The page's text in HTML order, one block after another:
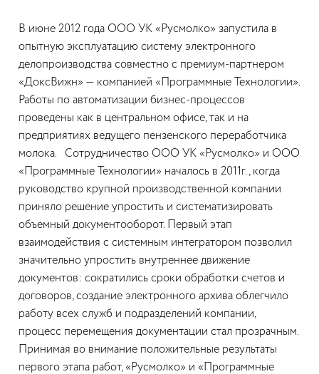
В июне 2012 года ООО УК «Русмолко» запустила в
опытную эксплуатацию систему электронного
делопроизводства совместно с премиум-партнером
«ДоксВижн» — компанией «Программные Технологии».
Работы по автоматизации бизнес-процессов
проведены как в центральном офисе, так и на
предприятиях ведущего пензенского переработчика
молока. Сотрудничество ООО УК «Русмолко» и ООО
«Программные Технологии» началось в 2011г., когда
руководство крупной производственной компании
приняло решение упростить и систематизировать
объемный документооборот. Первый этап
взаимодействия с системным интегратором позволил
значительно упростить внутреннее движение
документов: сократились сроки обработки счетов и
договоров, создание электронного архива облегчило
работу всех служб и подразделений компании,
процесс перемещения документации стал прозрачным.
Принимая во внимание положительные результаты
первого этапа работ, «Русмолко» и «Программные